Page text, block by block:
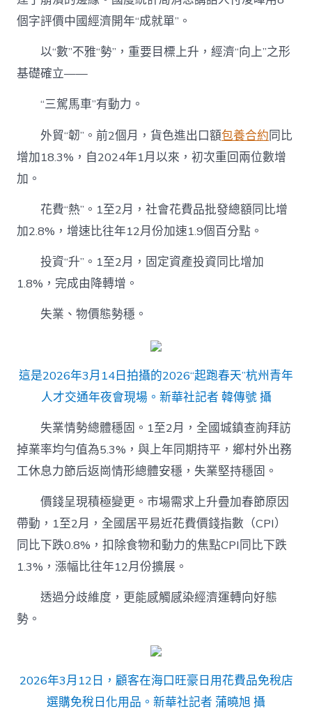
個字評價中國經濟開年“成就單”。
以“數”不雅“勢”，重要目標上升，經濟“向上”之形
基礎確立——
“三駕馬車”有動力。
外貿“韌”。前2個月，貨色進出口額包養合約同比
增加18.3%，自2024年1月以來，初次重回兩位數增
加。
花費“熱”。1至2月，社會花費品批發總額同比增
加2.8%，增速比往年12月份加速1.9個百分點。
投資“升”。1至2月，固定資產投資同比增加
1.8%，完成由降轉增。
失業、物價態勢穩。
這是2026年3月14日拍攝的2026“起跑春天”杭州青年
人才交通年夜會現場。新華社記者 韓傳號 攝
失業情勢總體穩固。1至2月，全國城鎮查詢拜訪
掉業率均勻值為5.3%，與上年同期持平，鄉村外出務
工休息力節后返崗情形總體安穩，失業堅持穩固。
價錢呈現積極變更。市場需求上升疊加春節原因
帶動，1至2月，全國居平易近花費價錢指數（CPI）
同比下跌0.8%，扣除食物和動力的焦點CPI同比下跌
1.3%，漲幅比往年12月份擴展。
透過分歧維度，更能感觸感染經濟運轉向好態
勢。
2026年3月12日，顧客在海口旺豪日用花費品免稅店
選購免稅日化用品。新華社記者 蒲曉旭 攝